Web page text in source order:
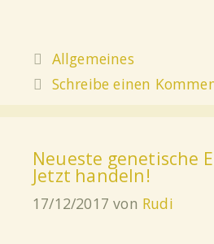
Allgemeines
Schreibe einen
Neueste genetische
Jetzt handeln!
17/12/2017 von Rudi